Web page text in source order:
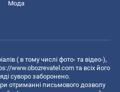
Мода
( в тому числі фото- та відео-),
www.obozrevatel.com та всіх його
суворо заборонено.
отриманні письмового дозволу